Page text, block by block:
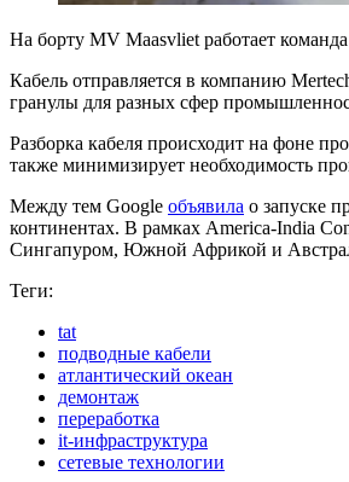
На борту MV Maasvliet работает
Кабель отправляется в компанию
гранулы для разных сфер
Разборка кабеля происходит на фоне
также минимизирует необходимость
Между тем Google объявила о запуске
континентах. В рамках America-India
Сингапуром, Южной Африкой и
Теги:
tat
подводные кабели
атлантический океан
демонтаж
переработка
it-инфраструктура
сетевые технологии